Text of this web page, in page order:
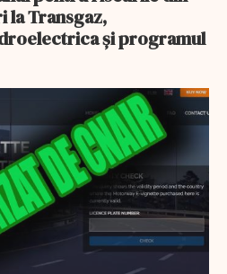
la Transgaz,
și programul